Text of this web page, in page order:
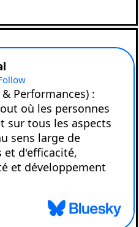
BLUESKY Social